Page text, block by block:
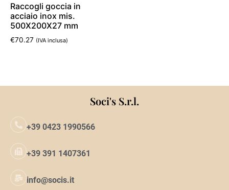
Raccogli goccia in
acciaio inox mis.
500X200X27 mm
€70.27 (IVA inclusa)
Soci's S.r.l.
+39 0423 1990566
+39 391 1407361
info@socis.it